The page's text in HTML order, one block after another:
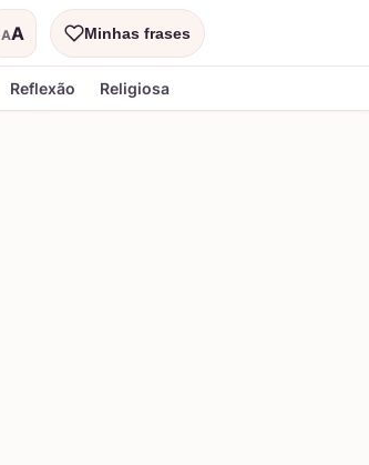
AA
Tamanho do textoMinhas frases
Reflexão Religiosa